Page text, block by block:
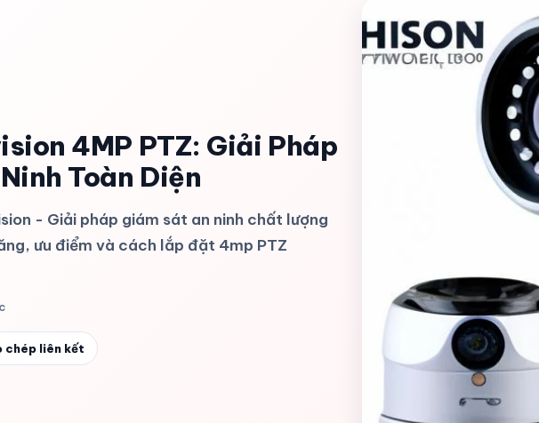
4MP PTZ: Giải Pháp
Toàn Diện
- Giải pháp giám sát an ninh chất lượng
ưu điểm và cách lắp đặt 4mp PTZ
chép liên kết